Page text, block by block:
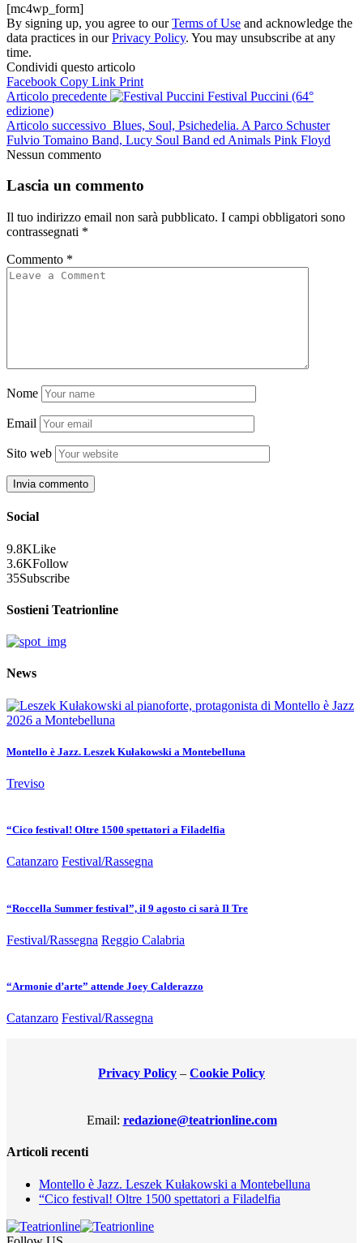
[mc4wp_form]
By signing up, you agree to ourTerms of Use and acknowledge the
data practices in ourPrivacy Policy. You may unsubscribe at any
time.
Condividi questo articolo
Facebook Copy Link Print
Articolo precedente
Festival Puccini (64°
edizione)
Articolo successivo Blues, Soul, Psichedelia. A Parco Schuster
Fulvio Tomaino Band, Lucy Soul Band ed Animals Pink Floyd
Nessun commento
Lascia un commento
Il tuo indirizzo email non sarà pubblicato. I campi obbligatori sono
contrassegnati *
Commento *
Nome
Email
Sito web
Social
9.8KLike
3.6KFollow
35Subscribe
Sostieni Teatrionline
News
Montello è Jazz. Leszek Kułakowski a Montebelluna
Treviso
“Cico festival! Oltre 1500 spettatori a Filadelfia
Catanzaro Festival/Rassegna
“Roccella Summer festival”, il 9 agosto ci sarà Il Tre
Festival/Rassegna Reggio Calabria
“Armonie d’arte” attende Joey Calderazzo
Catanzaro Festival/Rassegna
Privacy Policy – Cookie Policy
Email: redazione@teatrionline.com
Articoli recenti
Montello è Jazz. Leszek Kułakowski a Montebelluna
“Cico festival! Oltre 1500 spettatori a Filadelfia